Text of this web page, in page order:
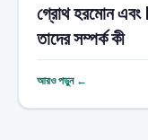
গ্রোথ হরমোন এবং
তাদের সম্পর্ক কী
আরও পড়ুন ←